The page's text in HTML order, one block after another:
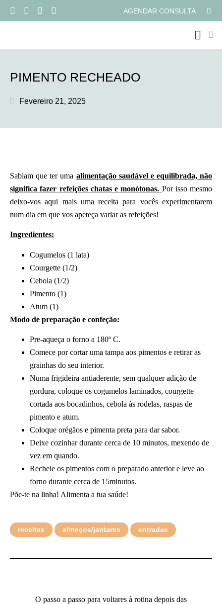
AGENDAR CONSULTA
PIMENTO RECHEADO
Fevereiro 21, 2025
Sabiam que ter uma alimentação saudável e equilibrada, não
significa fazer refeições chatas e monótonas. Por isso mesmo
deixo-vos aqui mais uma receita para vocês experimentarem
num dia em que vos apeteça variar as refeições!
Ingredientes:
Cogumelos (1 lata)
Courgette (1/2)
Cebola (1/2)
Pimento (1)
Atum (1)
Modo de preparação e confeção:
Pre-aqueça o forno a 180º C.
Comece por cortar uma tampa aos pimentos e retirar as
grainhas do seu interior.
Numa frigideira antiaderente, sem qualquer adição de
gordura, coloque os cogumelos laminados, courgette
cortada aos bocadinhos, cebola às rodelas, raspas de
pimento e atum.
Coloque orégãos e pimenta preta para dar sabor.
Deixe cozinhar durante cerca de 10 minutos, mexendo de
vez em quando.
Recheie os pimentos com o preparado anterior e leve ao
forno durante cerca de 15minutos.
Põe-te na linha! Alimenta a tua saúde!
receitas almoços/jantares entradas
O passo a passo para voltares à rotina depois das